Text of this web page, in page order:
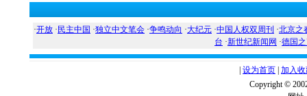
·开放 · 民主中国 ·独立中文笔会 ·争鸣动向 ·大纪元 ·中国人权双周刊 ·北京之
台 ·新世纪新闻网 ·德国
设为首页 加入
Copyright ©